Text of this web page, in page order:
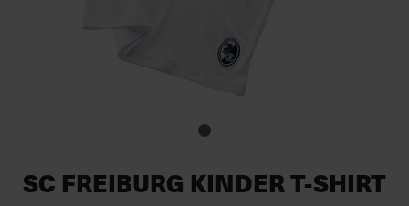
SC FREIBURG KINDER T-SHIRT